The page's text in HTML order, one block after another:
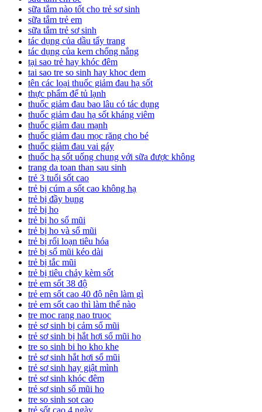
sữa tắm nào tốt cho trẻ sơ sinh
sữa tắm trẻ em
sữa tắm trẻ sơ sinh
tác dụng của dầu tẩy trang
tác dụng của kem chống nắng
tại sao trẻ hay khóc đêm
tai sao tre so sinh hay khoc dem
tên các loại thuốc giảm đau hạ sốt
thực phẩm để tủ lạnh
thuốc giảm đau bao lâu có tác dụng
thuốc giảm đau hạ sốt kháng viêm
thuốc giảm đau mạnh
thuốc giảm đau mọc răng cho bé
thuốc giảm đau vai gáy
thuốc hạ sốt uống chung với sữa được không
trang da toan than sau sinh
trẻ 3 tuổi sốt cao
trẻ bị cúm a sốt cao không hạ
trẻ bị đầy bụng
trẻ bị ho
trẻ bị ho sổ mũi
trẻ bị ho và sổ mũi
trẻ bị rối loạn tiêu hóa
trẻ bị sổ mũi kéo dài
trẻ bị tắc mũi
trẻ bị tiêu chảy kèm sốt
trẻ em sốt 38 độ
trẻ em sốt cao 40 độ nên làm gì
trẻ em sốt cao thì làm thế nào
tre moc rang nao truoc
trẻ sơ sinh bị cảm sổ mũi
trẻ sơ sinh bị hắt hơi sổ mũi ho
tre so sinh bi ho kho khe
trẻ sơ sinh hắt hơi sổ mũi
trẻ sơ sinh hay giật mình
trẻ sơ sinh khóc đêm
trẻ sơ sinh sổ mũi ho
tre so sinh sot cao
trẻ sốt cao 4 ngày